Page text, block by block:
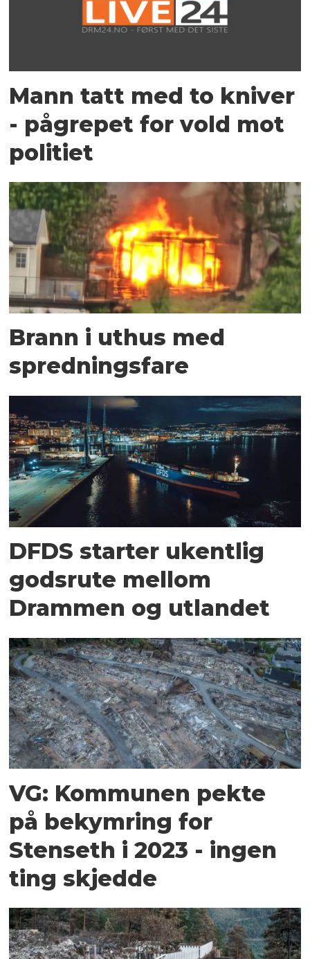
Mann tatt med to kniver
- pågrepet for vold mot
politiet
Brann i uthus med
spredningsfare
DFDS starter ukentlig
godsrute mellom
Drammen og utlandet
VG: Kommunen pekte
på bekymring for
Stenseth i 2023 - ingen
ting skjedde